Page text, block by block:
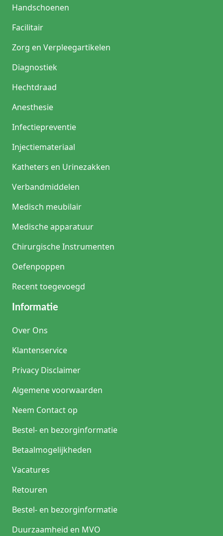
Handschoenen
Facilitair
Zorg en Verpleegartikelen
Diagnostiek
Hechtdraad
Anesthesie
Infectiepreventie
Injectiemateriaal
Katheters en Urinezakken
Verbandmiddelen
Medisch meubilair
Medische apparatuur
Chirurgische Instrumenten
Oefenpoppen
Recent toegevoegd
Informatie
Over Ons
Klantenservice
Privacy Disclaimer
Algemene voorwaarden
Neem Contact op
Bestel- en bezorginformatie
Betaalmogelijkheden
Vacatures
Retouren
Bestel- en bezorginformatie
Duurzaamheid en MVO